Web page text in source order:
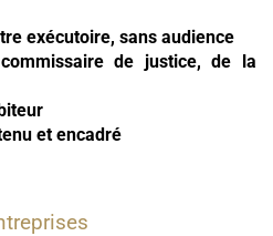
exécutoire, sans audience
de justice, de la
et encadré